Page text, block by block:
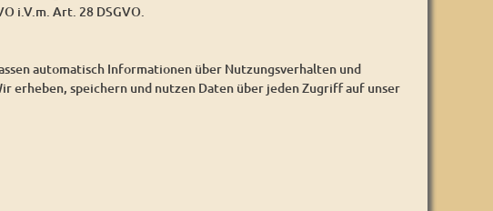
i.V.m. Art. 28 DSGVO.
automatisch Informationen über Nutzungsverhalten und
speichern und nutzen Daten über jeden Zugriff auf unser